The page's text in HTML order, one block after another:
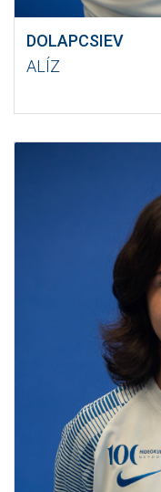
DOLAPCSIEV
ALÍZ